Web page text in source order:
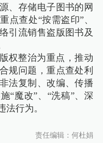
、存储电子图书的网
点查处“按需盗印”、
引流销售盗版图书及
权整治为重点，推动
规问题，重点查处利
法复制、改编、传播
“魔改”、“洗稿”、深
法行为。
责任编辑：何杜娟